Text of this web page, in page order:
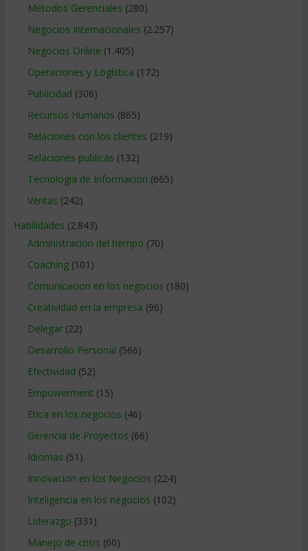
Métodos Gerenciales (280)
Negocios Internacionales (2.257)
Negocios Online (1.405)
Operaciones y Logística (172)
Publicidad (306)
Recursos Humanos (865)
Relaciones con los clientes (219)
Relaciones publicas (132)
Tecnologia de Informacion (665)
Ventas (242)
Habilidades (2.843)
Administracion del tiempo (70)
Coaching(101)
Comunicacion en los negocios (180)
Creatividad en la empresa (96)
Delegar(22)
Desarrollo Personal (566)
Efectividad (52)
Empowerment (15)
Etica en los negocios (46)
Gerencia de Proyectos (66)
Idiomas (51)
Innovacion en los Negocios (224)
Inteligencia en los negocios (102)
Liderazgo (331)
Manejo de crisis (60)